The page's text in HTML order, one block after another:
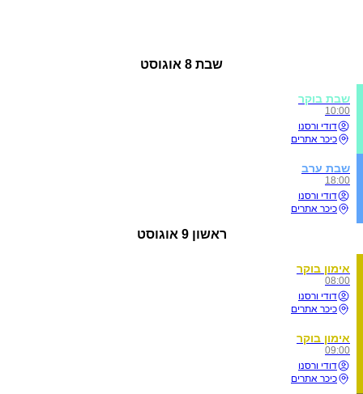
שבת 8 אוגוסט
שבת בוקר
10:00
דודי ורסנו
כיכר אתרים
שבת ערב
18:00
דודי ורסנו
כיכר אתרים
ראשון 9 אוגוסט
אימון בוקר
08:00
דודי ורסנו
כיכר אתרים
אימון בוקר
09:00
דודי ורסנו
כיכר אתרים